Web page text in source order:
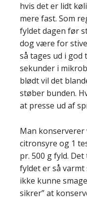
hvis det er lidt
mere fast. Som
fyldet dagen før
dog være for
så tages ud i god
sekunder i
blødt vil det
støber bunden.
at presse ud af
Man
citronsyre og 1
pr. 500 g fyld.
fyldet er så
ikke kunne
sikrer” at